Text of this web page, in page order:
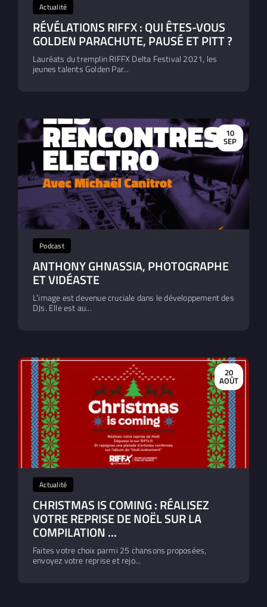
Actualité
RÉVÉLATIONS RIFFX : QUI ÊTES-VOUS
GOLDEN PARACHUTE, PAUSÉ ET PITT ?
Lauréats du tremplin RIFFX Delta Festival 2021, les
jeunes talents Golden Par...
10
SEP
Podcast
ANTHONY GHNASSIA, PHOTOGRAPHE
ET VIDÉASTE
L’image est devenue cruciale dans le développement des
DJs. Elle est au...
20
AOÛT
Actualité
CHRISTMAS IS COMING : RÉALISEZ
VOTRE REPRISE DE NOËL SUR LA
COMPILATION ...
Faites votre choix parmi 25 chansons proposées,
envoyez votre reprise et rejo...